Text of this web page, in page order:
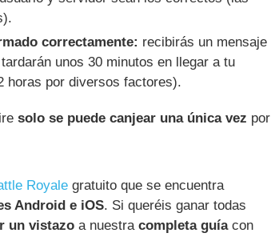
correctamente: recibirás un mensaje
unos 30 minutos en llegar a tu
horas por diversos factores).
solo se puede canjear una única vez por
Royale gratuito que se encuentra
Android e iOS. Si queréis ganar todas
un vistazo a nuestra completa guíacon